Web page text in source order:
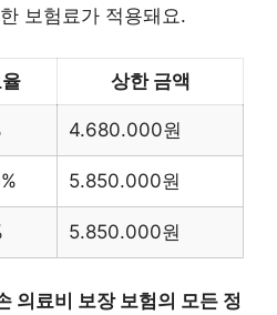
보험료가 적용돼요.
상한 금액
4.680.000원
5.850.000원
5.850.000원
의료비 보장 보험의 모든 정